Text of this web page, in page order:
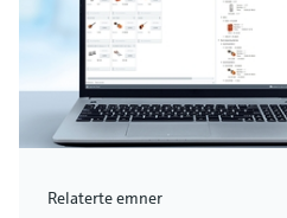
Relaterte emner